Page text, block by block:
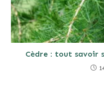
Cèdre : tout savoir